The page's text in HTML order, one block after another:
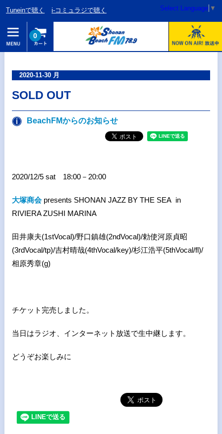
Tuneinで聴く i-コミュラジで聴く Select Language ▼
0
2020-11-30 月
SOLD OUT
BeachFMからのお知らせ
2020/12/5 sat 18:00－20:00
大塚商会presents SHONAN JAZZ BY THE SEA in
RIVIERA ZUSHI MARINA
田井康夫(1stVocal)/野口鎮雄(2ndVocal)/勅使河原貞昭
(3rdVocal/tp)/吉村晴哉(4thVocal/key)/杉江浩平(5thVocal/fl)/
相原秀章(g)
チケット完売しました。
当日はラジオ、インターネット放送で生中継します。
どうぞお楽しみに